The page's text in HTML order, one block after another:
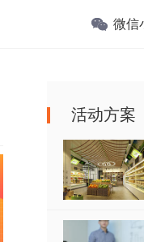
微信
活动方案